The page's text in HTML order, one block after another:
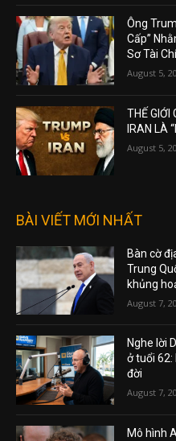
Ông
Cấp”
Sơ Tài
August 5,
THẾ GIỚI
IRAN LÀ
August 5,
BÀI VIẾT MỚI NHẤT
Bàn cờ
Trung
khủng
August 7,
Nghe lời
ở tuổi 62:
đời
August 7,
Mô hình